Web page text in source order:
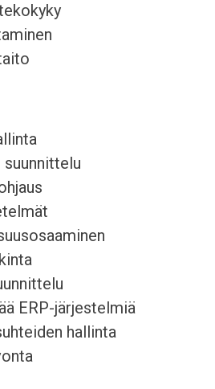
ERP-järjestelmiä
hallinta